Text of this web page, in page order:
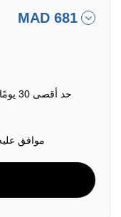
MAD 681
حد أقصى 30 يومًا أو كما هو موضح في التأشيرة الإلكترونية
موافق عليه